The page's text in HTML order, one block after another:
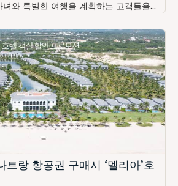
와 특별한 여행을 계획하는 고객들을...
트랑 항공권 구매시 ‘멜리아’호